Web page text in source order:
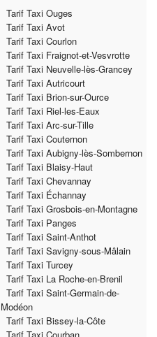
Tarif Taxi Ouges
Tarif Taxi Avot
Tarif Taxi Courlon
Tarif Taxi Fraignot-et-Vesvrotte
Tarif Taxi Neuvelle-lès-Grancey
Tarif Taxi Autricourt
Tarif Taxi Brion-sur-Ource
Tarif Taxi Riel-les-Eaux
Tarif Taxi Arc-sur-Tille
Tarif Taxi Couternon
Tarif Taxi Aubigny-lès-Sombernon
Tarif Taxi Blaisy-Haut
Tarif Taxi Chevannay
Tarif Taxi Échannay
Tarif Taxi Grosbois-en-Montagne
Tarif Taxi Panges
Tarif Taxi Saint-Anthot
Tarif Taxi Savigny-sous-Mâlain
Tarif Taxi Turcey
Tarif Taxi La Roche-en-Brenil
Tarif Taxi Saint-Germain-de-
Modéon
Tarif Taxi Bissey-la-Côte